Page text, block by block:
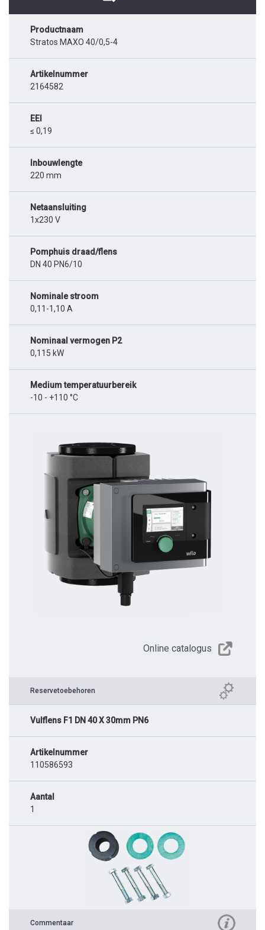
Productnaam
Stratos MAXO 40/0,5-4
Artikelnummer
2164582
EEI
≤ 0,19
Inbouwlengte
220 mm
Netaansluiting
1x230 V
Pomphuis draad/flens
DN 40 PN6/10
Nominale stroom
0,11-1,10 A
Nominaal vermogen P2
0,115 kW
Medium temperatuurbereik
-10 - +110 °C
Online catalogus
Reservetoebehoren
Vulflens F1 DN 40 X 30mm PN6
Artikelnummer
110586593
Aantal
1
Commentaar